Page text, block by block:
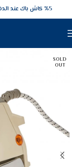
5‎% كاش باك عند الدفع عن طريق الفيزا البنكيه
SOLD
OUT